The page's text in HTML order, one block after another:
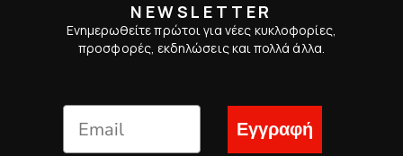
NEWSLETTER
Ενημερωθείτε πρώτοι για νέες κυκλοφορίες,
προσφορές, εκδηλώσεις και πολλά άλλα.
Εγγραφή